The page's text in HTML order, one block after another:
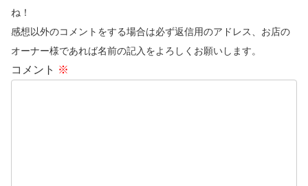
ね！
感想以外のコメントをする場合は必ず返信用のアドレス、お店の
オーナー様であれば名前の記入をよろしくお願いします。
コメント ※